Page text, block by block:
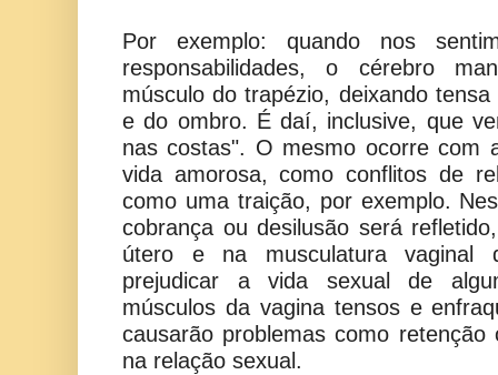
Por exemplo: quando nos
responsabilidades, o cérebro
músculo do trapézio, deixando
e do ombro. É daí, inclusive, que
nas costas". O mesmo ocorre com
vida amorosa, como conflitos de
como uma traição, por exemplo.
cobrança ou desilusão será
útero e na musculatura vaginal
prejudicar a vida sexual de
músculos da vagina tensos e
causarão problemas como
na relação sexual.